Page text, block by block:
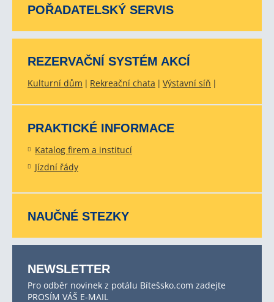
POŘADATELSKÝ SERVIS
REZERVAČNÍ SYSTÉM AKCÍ
Kulturní dům Rekreační chata Výstavní síň
PRAKTICKÉ INFORMACE
Katalog firem a institucí
Jízdní řády
NAUČNÉ STEZKY
NEWSLETTER
Pro odběr novinek z potálu Bítešsko.com zadejte
PROSÍM VÁŠ E-MAIL